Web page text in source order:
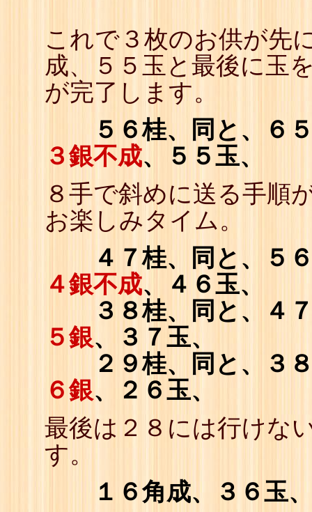
これで３枚のお供が先
成、５５玉と最後に玉
が完了します。
５６桂、同と、６５
３銀不成、５５玉、
８手で斜めに送る手順
お楽しみタイム。
４７桂、同と、５６
４銀不成、４６玉、
３８桂、同と、４７
５銀、３７玉、
２９桂、同と、３８
６銀、２６玉、
最後は２８には行けな
す。
１６角成、３６玉